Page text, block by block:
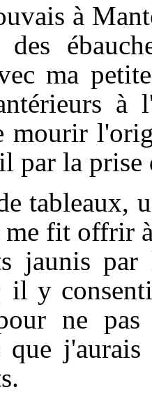
à
des
ma
à
mourir
par la prise
tableaux,
fit offrir
jaunis
il y
ne pas
que